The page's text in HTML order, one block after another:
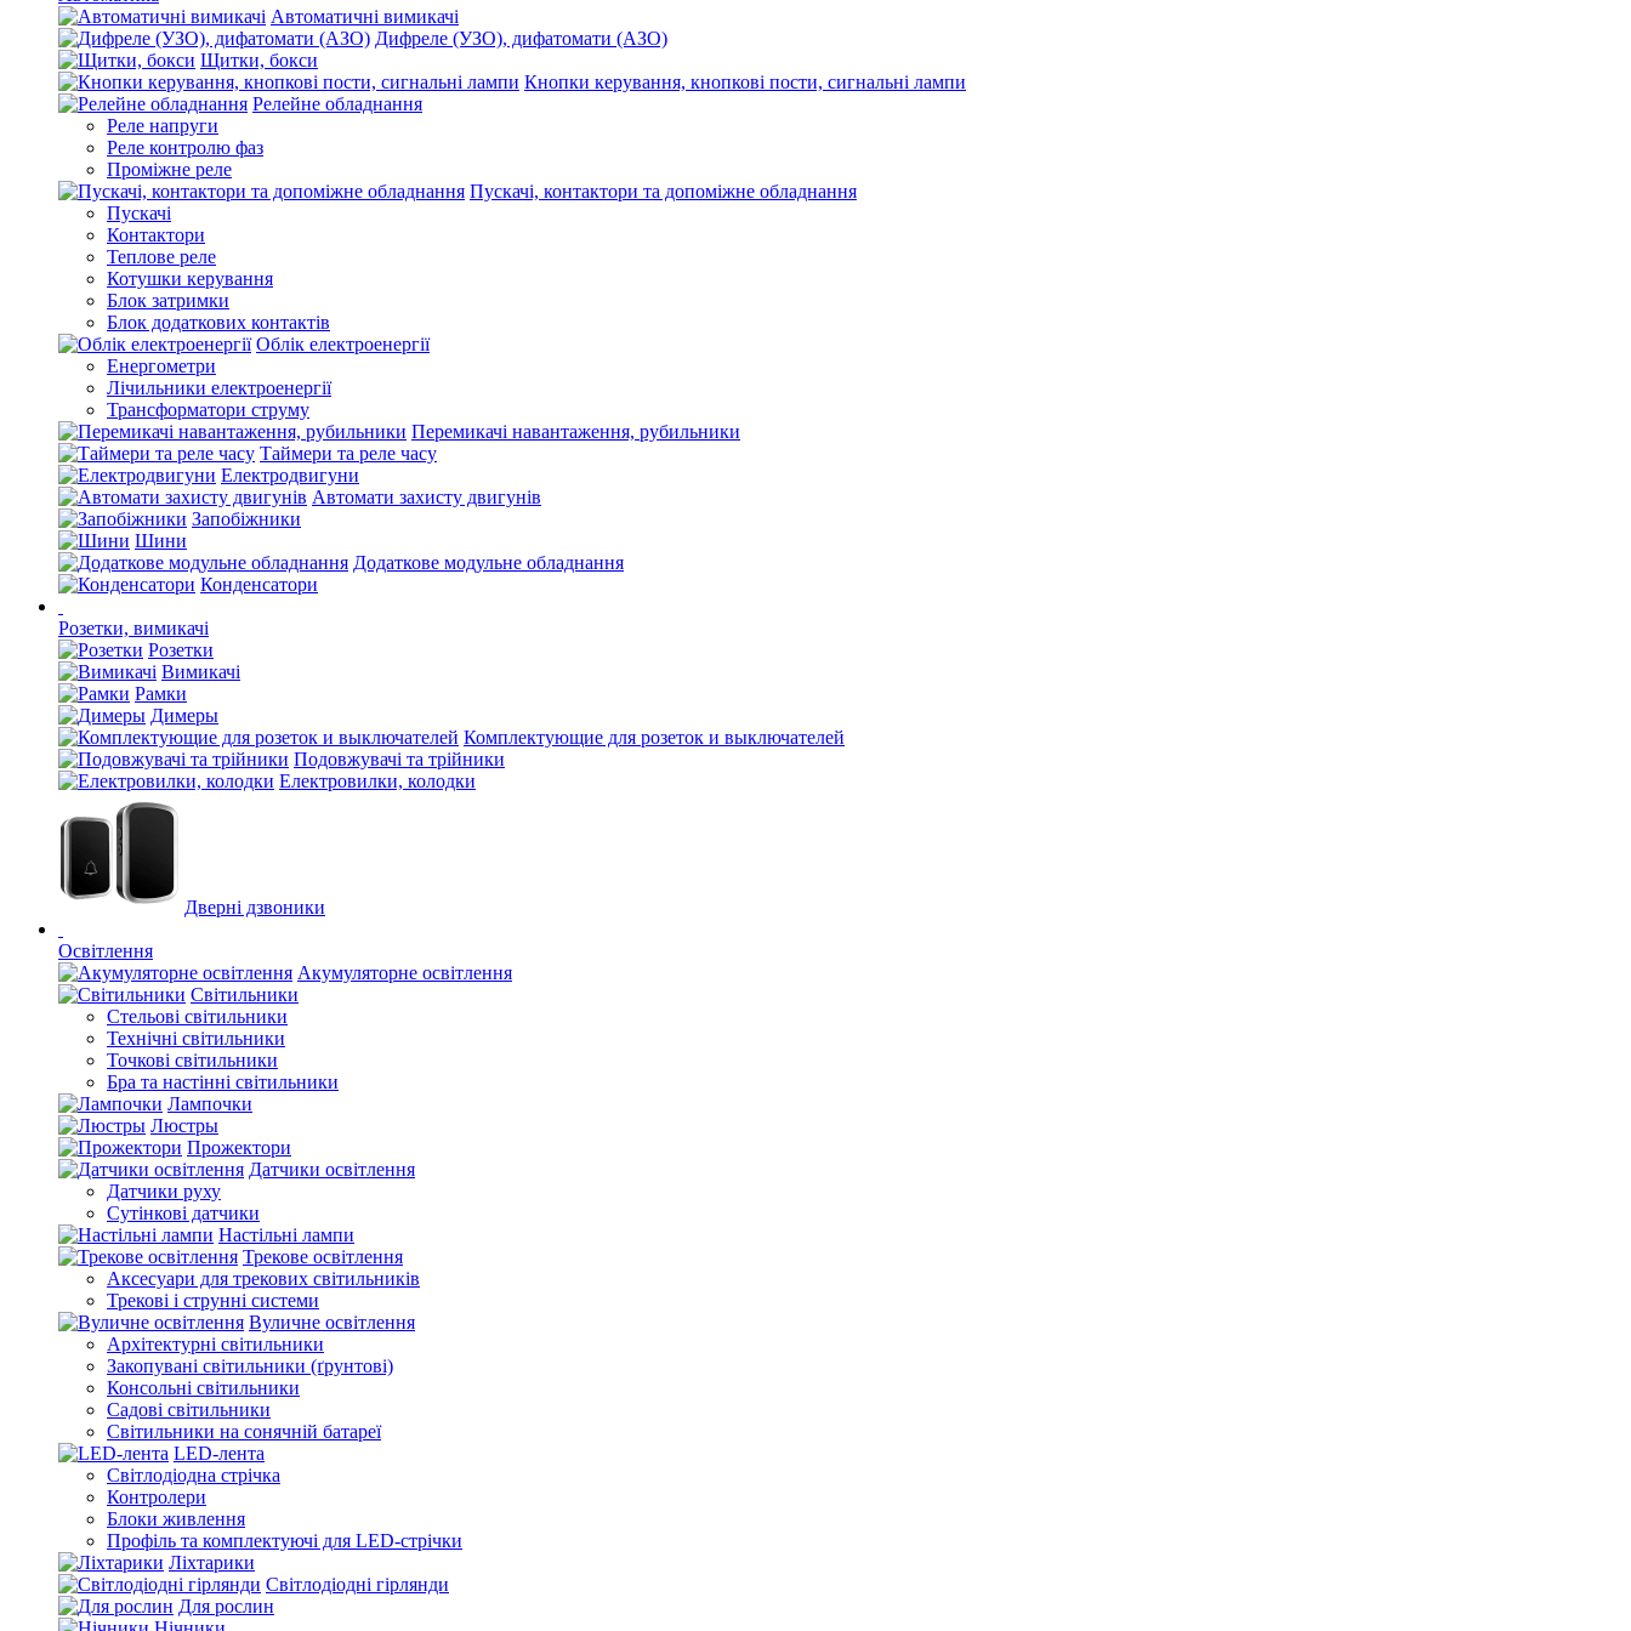
Автоматичні вимикачі
Дифреле (УЗО), дифатомати (АЗО)
Щитки, бокси
Кнопки керування, кнопкові пости, сигнальні лампи
Релейне обладнання
Реле напруги
Реле контролю фаз
Проміжне реле
Пускачі, контактори та допоміжне обладнання
Пускачі
Контактори
Теплове реле
Котушки керування
Блок затримки
Блок додаткових контактів
Облік електроенергії
Енергометри
Лічильники електроенергії
Трансформатори струму
Перемикачі навантаження, рубильники
Таймери та реле часу
Електродвигуни
Автомати захисту двигунів
Запобіжники
Шини
Додаткове модульне обладнання
Конденсатори
Розетки, вимикачі
Розетки
Вимикачі
Рамки
Димеры
Комплектующие для розеток и выключателей
Подовжувачі та трійники
Електровилки, колодки
Дверні дзвоники
Освітлення
Акумуляторне освітлення
Світильники
Стельові світильники
Технічні світильники
Точкові світильники
Бра та настінні світильники
Лампочки
Люстры
Прожектори
Датчики освітлення
Датчики руху
Сутінкові датчики
Настільні лампи
Трекове освітлення
Аксесуари для трекових світильників
Трекові і струнні системи
Вуличне освітлення
Архітектурні світильники
Закопувані світильники (ґрунтові)
Консольні світильники
Садові світильники
Світильники на сонячній батареї
LED-лента
Світлодіодна стрічка
Контролери
Блоки живлення
Профіль та комплектуючі для LED-стрічки
Ліхтарики
Світлодіодні гірлянди
Для рослин